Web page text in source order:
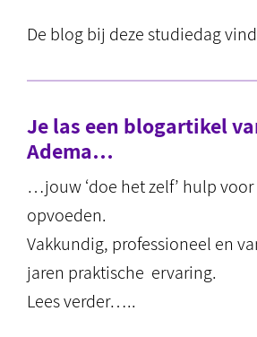
De blog bij deze studiedag
Je las een blogartikel
Adema…
…jouw ‘doe het zelf’ hulp
opvoeden.
Vakkundig, professioneel en
jaren praktische ervaring.
Lees verder…..